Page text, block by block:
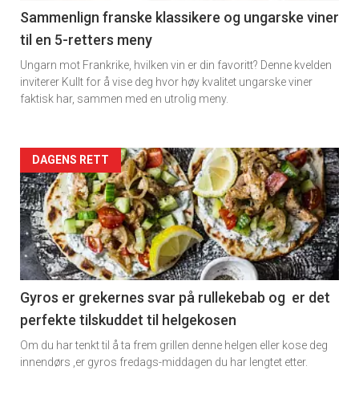
5
Sammenlign franske klassikere og ungarske viner
til en 5-retters meny
Ungarn mot Frankrike, hvilken vin er din favoritt? Denne kvelden
inviterer Kullt for å vise deg hvor høy kvalitet ungarske viner
faktisk har, sammen med en utrolig meny.
Forsiden
akkurat
nå
-
6
DAGENS RETT
Gyros er grekernes svar på rullekebab og er det
perfekte tilskuddet til helgekosen
Om du har tenkt til å ta frem grillen denne helgen eller kose deg
innendørs ,er gyros fredags-middagen du har lengtet etter.